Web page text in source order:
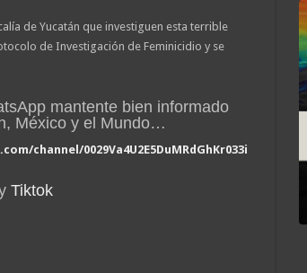
de Yucatán que investiguen esta terrible
de Investigación de Feminicidio y se
mantente bien informado
México y el Mundo…
channel/0029Va4U2E5DuMRdGhKr033i
Tiktok